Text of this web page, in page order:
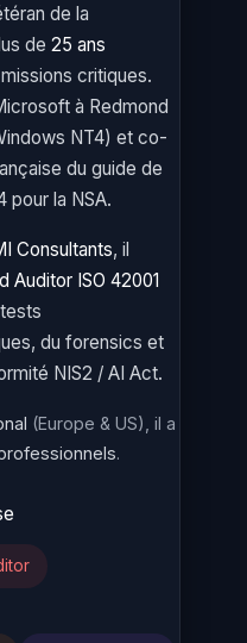
de la
de 25 ans
critiques.
à Redmond
NT4) et co-
du guide de
pour la NSA.
Consultants, il
Auditor ISO 42001
du forensics et
NIS2 / AI Act.
(Europe & US), il a
.